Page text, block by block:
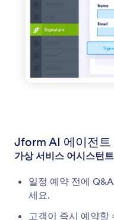
Jform AI 에이전트
가상 서비스 어시스턴
일정 예약 전에
세요.
고객이 즉시 예약할